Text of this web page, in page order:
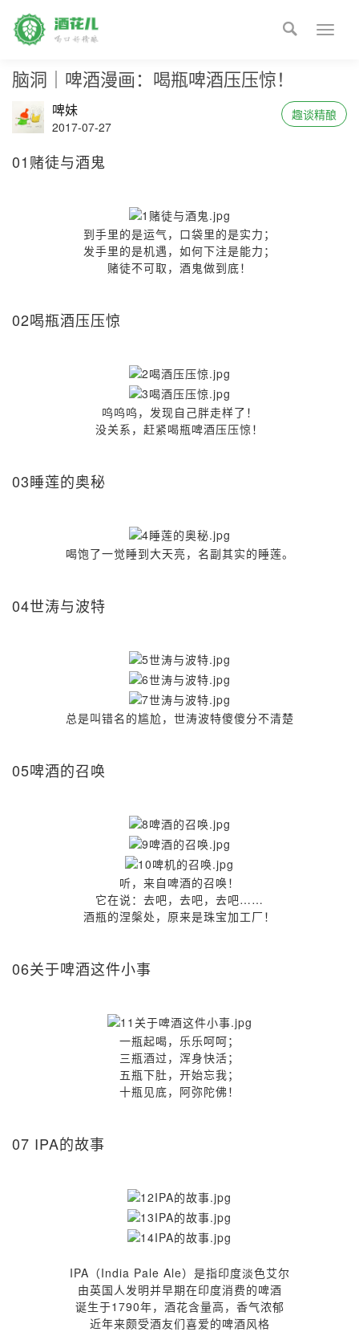
Toggle

脑洞｜啤酒漫画：喝瓶啤酒压压惊！
啤妹
2017-07-27
趣谈精酿
01赌徒与酒鬼
到手里的是运气，口袋里的是实力；
发手里的是机遇，如何下注是能力；
赌徒不可取，酒鬼做到底！
02喝瓶酒压压惊
呜呜呜，发现自己胖走样了！
没关系，赶紧喝瓶啤酒压压惊！
03睡莲的奥秘
喝饱了一觉睡到大天亮，名副其实的睡莲。
04世涛与波特
总是叫错名的尴尬，世涛波特傻傻分不清楚
05啤酒的召唤
听，来自啤酒的召唤！
它在说：去吧，去吧，去吧……
酒瓶的涅槃处，原来是珠宝加工厂！
06关于啤酒这件小事
一瓶起喝，乐乐呵呵；
三瓶酒过，浑身快活；
五瓶下肚，开始忘我；
十瓶见底，阿弥陀佛！
07 IPA的故事
IPA（India Pale Ale）是指印度淡色艾尔
由英国人发明并早期在印度消费的啤酒
诞生于1790年，酒花含量高，香气浓郁
近年来颇受酒友们喜爱的啤酒风格